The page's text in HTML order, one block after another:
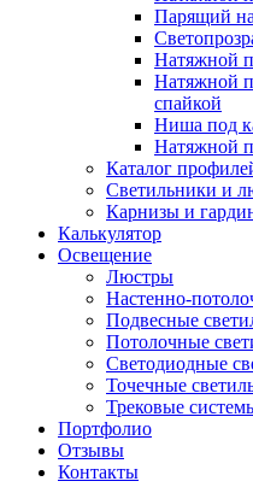
Парящий
Натяжной
Натяжной
спайкой
Ниша под
Натяжной
Каталог
Светильники и
Карнизы и
Калькулятор
Освещение
Люстры
Настенно-
Подвесные
Потолочные
Светодиодные
Точечные
Трековые
Портфолио
Отзывы
Контакты